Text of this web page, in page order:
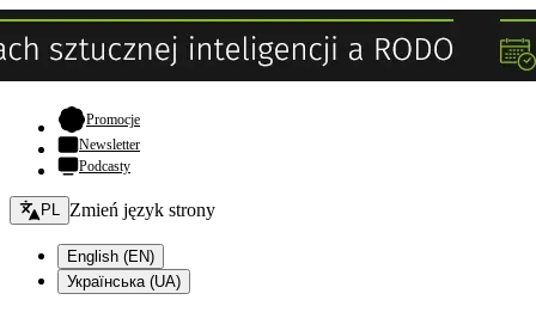
Promocje- otwiera się w nowej karcie
Newsletter
Podcasty
Zmień język - bieżący:
PL Zmień język strony
English (EN)
Українська (UA)